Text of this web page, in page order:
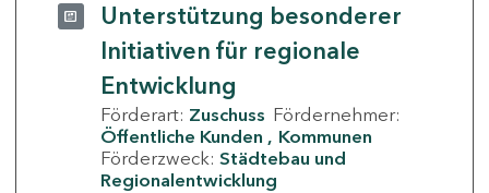
Unterstützung besonderer
Initiativen für regionale
Entwicklung
Förderart: Zuschuss Fördernehmer:
Öffentliche Kunden
Kommunen
Förderzweck: Städtebau und
Regionalentwicklung